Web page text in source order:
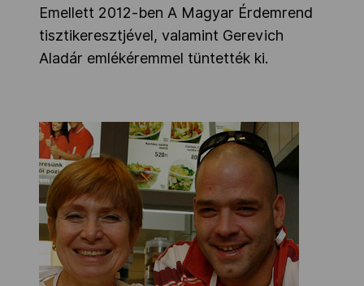
Emellett 2012-ben A Magyar Érdemrend
tisztikeresztjével, valamint Gerevich
Aladár emlékéremmel tüntették ki.